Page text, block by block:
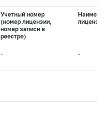
Учетный номер
(номер лицензии,
номер записи в
реестре)
лицензии
- -